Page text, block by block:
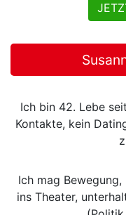
Ich bin 42. Lebe
Kontakte, kein
Ich mag
ins Theater,